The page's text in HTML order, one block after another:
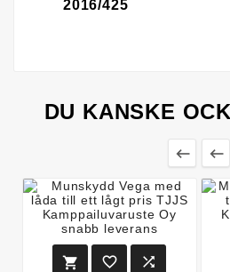
2016/425
DU KANSKE
 
  